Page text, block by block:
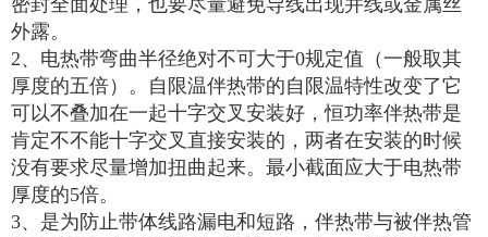
密封全面处理，也要尽量避免导线出现并线或金属丝
外露。
2、电热带弯曲半径绝对不可大于0规定值（一般取其
厚度的五倍）。自限温伴热带的自限温特性改变了它
可以不叠加在一起十字交叉安装好，恒功率伴热带是
肯定不不能十字交叉直接安装的，两者在安装的时候
没有要求尽量增加扭曲起来。最小截面应大于电热带
厚度的5倍。
3、是为防止带体线路漏电和短路，伴热带与被伴热管